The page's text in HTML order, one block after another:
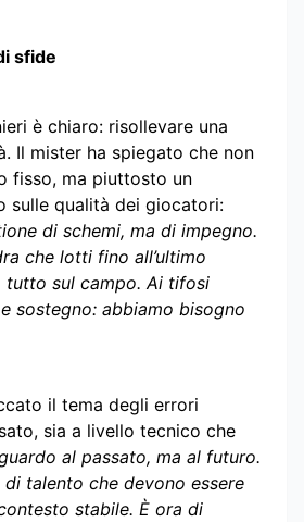
sfide
è chiaro: risollevare una
Il mister ha spiegato che non
fisso, ma piuttosto un
sulle qualità dei giocatori:
di schemi, ma di impegno.
che lotti fino all’ultimo
tutto sul campo. Ai tifosi
sostegno: abbiamo bisogno
il tema degli errori
sia a livello tecnico che
al passato, ma al futuro.
talento che devono essere
stabile. È ora di